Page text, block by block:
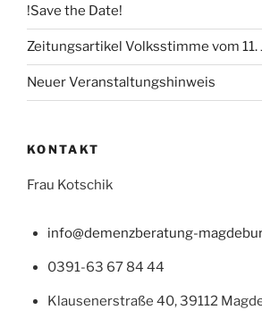
!Save the Date!
Zeitungsartikel Volksstimme vom 11.
Neuer Veranstaltungshinweis
KONTAKT
Frau Kotschik
info@demenzberatung-
0391-63 67 84 44
Klausenerstraße 40, 39112